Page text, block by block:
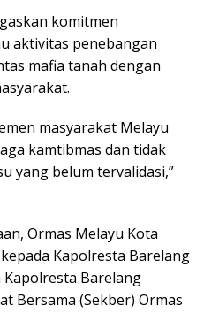
komitmen
aktivitas penebangan
mafia tanah dengan
masyarakat Melayu
kamtibmas dan tidak
yang belum tervalidasi,”
Ormas Melayu Kota
Kapolresta Barelang
Barelang
Bersama (Sekber) Ormas